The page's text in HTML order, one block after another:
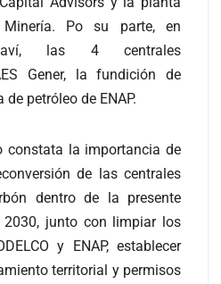
Po su parte, en
las 4 centrales
Gener, la fundición de
de petróleo de ENAP.
constata la importancia de
de las centrales
dentro de la presente
junto con limpiar los
y ENAP, establecer
territorial y permisos